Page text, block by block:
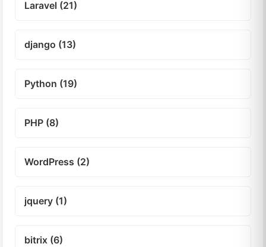
Laravel (21)
django (13)
Python (19)
PHP (8)
WordPress (2)
jquery (1)
bitrix (6)